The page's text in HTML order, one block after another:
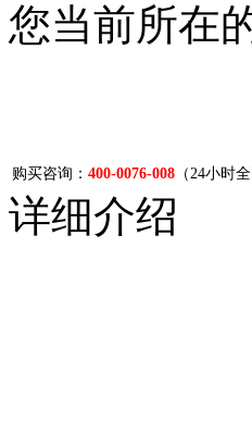
您当前所在
购买咨询： 400-0076-008 （24小时
详细介绍